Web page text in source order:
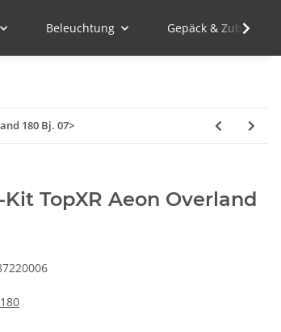
Beleuchtung Gepäck & Zubehör
180 Bj. 07>
TopXR Aeon Overland